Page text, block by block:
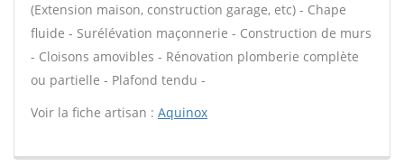
(Extension maison, construction garage, etc) - Chape
fluide - Surélévation maçonnerie - Construction de murs
- Cloisons amovibles - Rénovation plomberie complète
ou partielle - Plafond tendu -
Voir la fiche artisan : Aquinox